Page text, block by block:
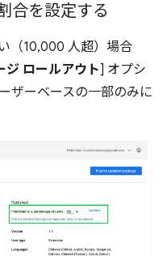
合を設定する
（10,000 人超）場合
ジ ロールアウト] オプシ
ザーベースの一部のみに